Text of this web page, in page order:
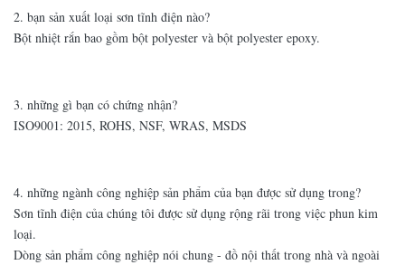
2. bạn sản xuất loại sơn tĩnh điện nào?
Bột nhiệt rắn bao gồm bột polyester và bột polyester epoxy.
3. những gì bạn có chứng nhận?
ISO9001: 2015, ROHS, NSF, WRAS, MSDS
4. những ngành công nghiệp sản phẩm của bạn được sử dụng trong?
Sơn tĩnh điện của chúng tôi được sử dụng rộng rãi trong việc phun kim
loại.
Dòng sản phẩm công nghiệp nói chung - đồ nội thất trong nhà và ngoài